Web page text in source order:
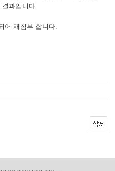
과입니다.
어 재첨부 합니다.